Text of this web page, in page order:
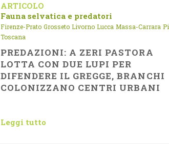
ARTICOLO
Fauna selvatica e predatori
Firenze-Prato Grosseto Livorno Lucca Massa-Carrara
Toscana
PREDAZIONI: A ZERI PASTORA
LOTTA CON DUE LUPI PER
DIFENDERE IL GREGGE, BRANCHI
COLONIZZANO CENTRI URBANI
Leggi tutto